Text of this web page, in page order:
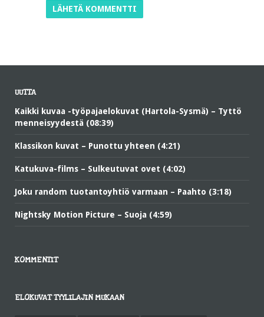
UUTTA
Kaikki kuvaa -työpajaelokuvat (Hartola-Sysmä) – Tyttö
menneisyydestä (08:39)
Klassikon kuvat – Punottu yhteen (4:21)
Katukuva-films – Sulkeutuvat ovet (4:02)
Joku random tuotantoyhtiö varmaan – Paahto (3:18)
Nightsky Motion Picture – Suoja (4:59)
KOMMENTIT
ELOKUVAT TYYLILAJIN MUKAAN